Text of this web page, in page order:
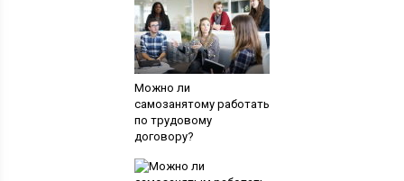
Можно ли
самозанятому работать
по трудовому
договору?